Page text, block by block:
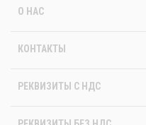
О НАС
КОНТАКТЫ
РЕКВИЗИТЫ C НДС